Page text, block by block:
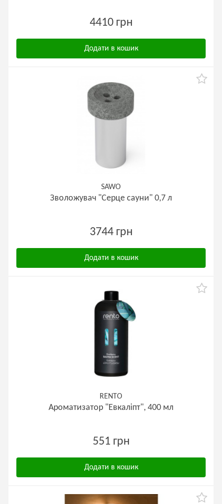
4410 грн
Додати в кошик
SAWO
Зволожувач "Серце сауни" 0,7 л
3744 грн
Додати в кошик
RENTO
Ароматизатор "Евкаліпт", 400 мл
551 грн
Додати в кошик